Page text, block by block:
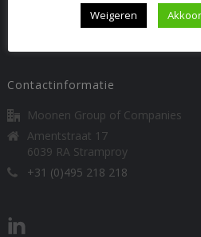
Vimo Investments
Contactinformatie
Moonen Group of Companies
Amentstraat 17
6039 RA Stramproy
+31 (0)495 218 218
Weigeren